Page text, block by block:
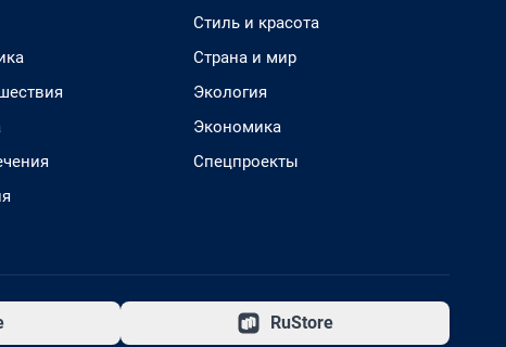
Стиль и красота
Страна и мир
Экология
Экономика
Спецпроекты
RuStore